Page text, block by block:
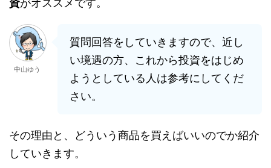
中山ゆう
質問回答をしていきますので、近し
い境遇の方、これから投資をはじめ
ようとしている人は参考にしてくだ
さい。
その理由と、どういう商品を買えばいいのでか紹介
していきます。